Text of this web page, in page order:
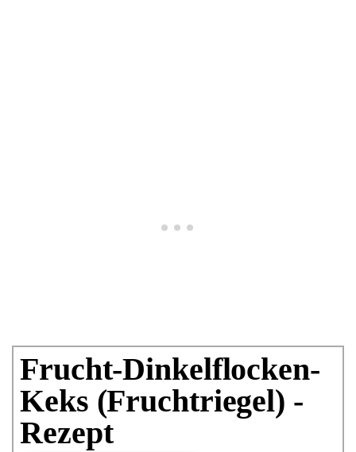
Frucht-Dinkelflocken-
Keks (Fruchtriegel) -
Rezept